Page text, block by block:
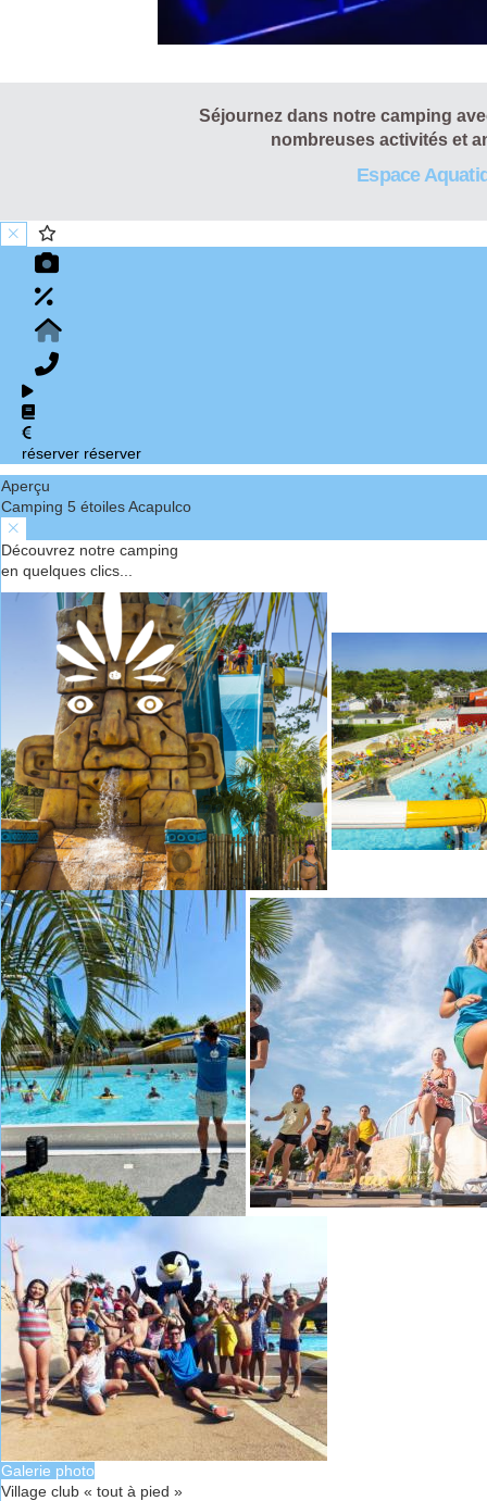
Séjournez dans notre camping
nombreuses activités et
Espace
réserver réserver
Aperçu
Camping 5 étoiles Acapulco
Découvrez notre camping
en quelques clics...
Galerie photo
Village club « tout à pied »